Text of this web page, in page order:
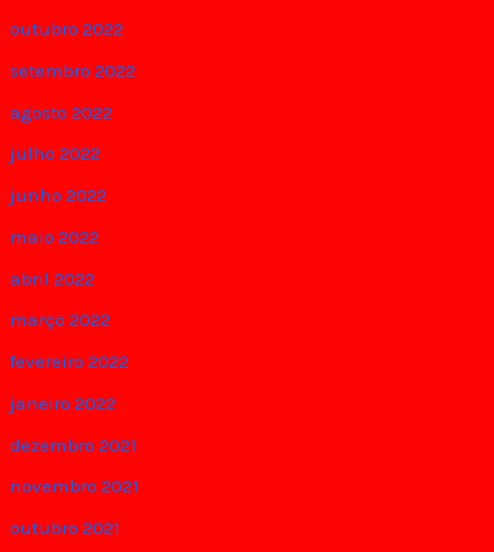
outubro 2022
setembro 2022
agosto 2022
julho 2022
junho 2022
maio 2022
abril 2022
março 2022
fevereiro 2022
janeiro 2022
dezembro 2021
novembro 2021
outubro 2021